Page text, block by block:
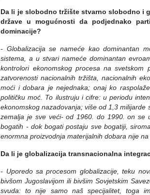
Da li je slobodno tržište stvarno slobodno i
države u mogućnosti da podjednako
dominacije?
- Globalizacija se nameće kao dominantan
sistema, a u stvari nameće dominantan
kontrolori ekonomskog procesa na svetskom
zatvorenosti nacionalnih tržišta, nacionalnih
moći i dobara je nejednaka; onaj ko
političku moć. To ilustruju i cifre: u periodu
ekonomskog nazadovanja; više od 1,3
zemalja je sve veći- od 1960. do 1990. on se
bogatih - dok bogati postaju sve bogatiji,
enormna proizvodnja materijalnih dobara nije
Da li je globalizacija transnacionalna
- Uporedo sa procesom globalizacije, teku
bivšom Jugoslavijom ili bivšim Sovjetskim
svuda: to nije samo naš specijalitet, toga